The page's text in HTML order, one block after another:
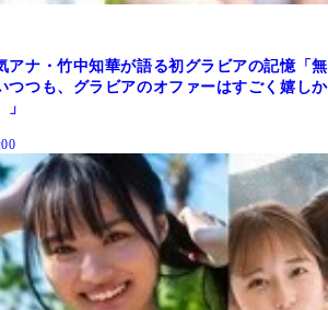
アナ・竹中知華が語る初グラビアの記憶「無
つつも、グラビアのオファーはすごく嬉しか